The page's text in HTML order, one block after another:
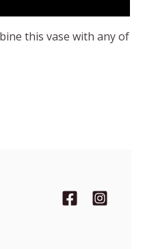
this vase with any of